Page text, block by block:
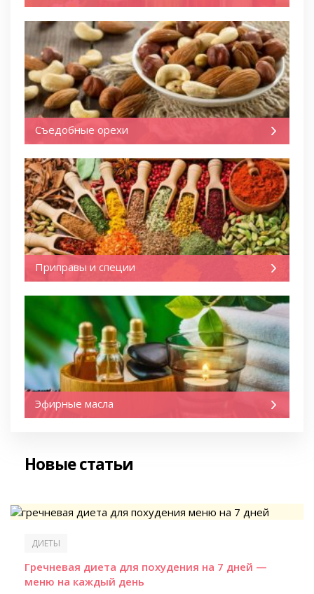
Съедобные орехи
Приправы и специи
Эфирные масла
Новые статьи
ДИЕТЫ
Гречневая диета для похудения на 7 дней —
меню на каждый день